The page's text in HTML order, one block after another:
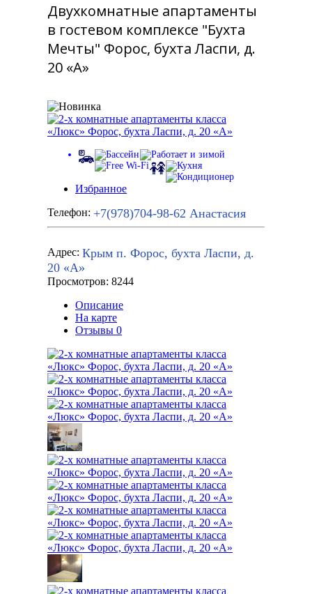
Двухкомнатные апартаменты
в гостевом комплексе "Бухта
Мечты" Форос, бухта Ласпи, д.
20 «А»
Избранное
Телефон: +7(978)704-98-62 Анастасия
Адрес: Крым п. Форос, бухта Ласпи, д.
20 «А»
Просмотров: 8244
Описание
На карте
Отзывы 0